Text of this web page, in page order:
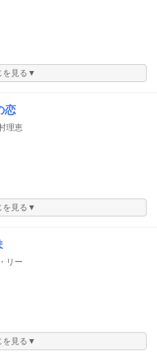
を見る▼
恋
理恵
を見る▼
リー
を見る▼